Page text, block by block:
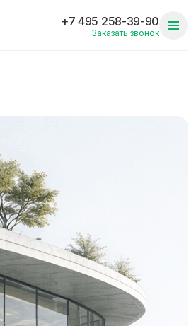
+7 495 258-39-90
Заказать звонок